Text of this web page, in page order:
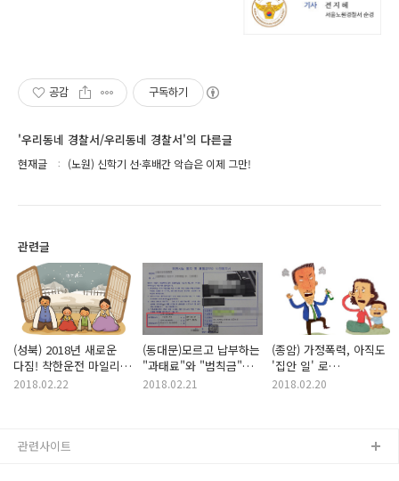
공감 구독하기
'우리동네 경찰서/우리동네 경찰서'의 다른글
현재글 (노원) 신학기 선·후배간 악습은 이제 그만!
관련글
(성북) 2018년 새로운
다짐! 착한운전 마일리지
서약하고
2018.02.22
(동대문)모르고 납부하는
"과태료"와 "범칙금"
두가지의 차이는?
2018.02.21
(종암) 가정폭력, 아직도
'집안 일' 로
생각하나요?
2018.02.20
관련사이트